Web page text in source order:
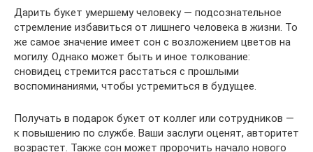
Дарить букет умершему человеку — подсознательное
стремление избавиться от лишнего человека в жизни. То
же самое значение имеет сон с возложением цветов на
могилу. Однако может быть и иное толкование:
сновидец стремится расстаться с прошлыми
воспоминаниями, чтобы устремиться в будущее.
Получать в подарок букет от коллег или сотрудников —
к повышению по службе. Ваши заслуги оценят, авторитет
возрастет. Также сон может пророчить начало нового